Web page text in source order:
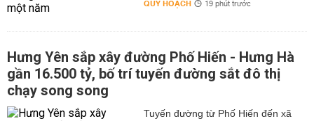
QUY HOẠCH 19 phút trước
Hưng Yên sắp xây đường Phố Hiến - Hưng Hà
gần 16.500 tỷ, bố trí tuyến đường sắt đô thị
chạy song song
Tuyến đường từ Phố Hiến đến xã